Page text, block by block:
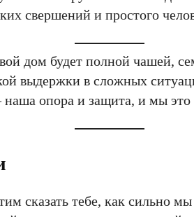
свершений и простого
дом будет полной
выдержки в сложных
опора и защита, и мы это
сказать тебе, как сильно